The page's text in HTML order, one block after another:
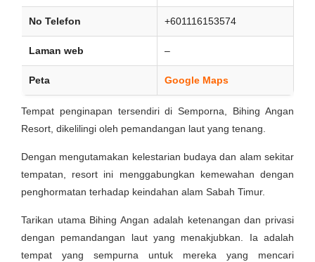
No Telefon +601116153574
Laman web –
Peta Google Maps
Tempat penginapan tersendiri di Semporna, Bihing Angan
Resort, dikelilingi oleh pemandangan laut yang tenang.
Dengan mengutamakan kelestarian budaya dan alam sekitar
tempatan, resort ini menggabungkan kemewahan dengan
penghormatan terhadap keindahan alam Sabah Timur.
Tarikan utama Bihing Angan adalah ketenangan dan privasi
dengan pemandangan laut yang menakjubkan. Ia adalah
tempat yang sempurna untuk mereka yang mencari